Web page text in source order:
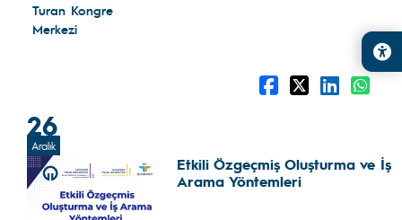
Turan Kongre
Merkezi
26
Aralık
Etkili Özgeçmiş Oluşturma ve İş
Arama Yöntemleri